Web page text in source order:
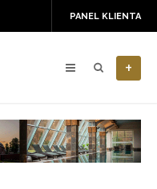
PANEL KLIENTA
+